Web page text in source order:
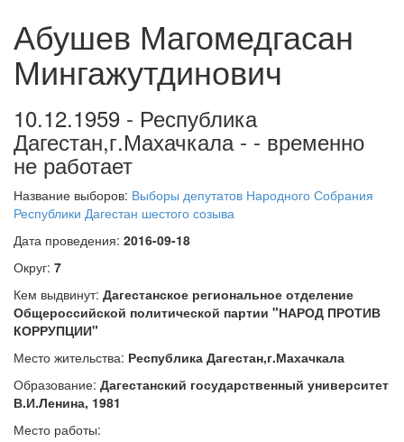
Абушев Магомедгасан
Мингажутдинович
10.12.1959 - Республика
Дагестан,г.Махачкала - - временно
не работает
Название выборов: Выборы депутатов Народного Собрания
Республики Дагестан шестого созыва
Дата проведения: 2016-09-18
Округ: 7
Кем выдвинут: Дагестанское региональное отделение
Общероссийской политической партии "НАРОД ПРОТИВ
КОРРУПЦИИ"
Место жительства: Республика Дагестан,г.Махачкала
Образование: Дагестанский государственный университет
В.И.Ленина, 1981
Место работы: